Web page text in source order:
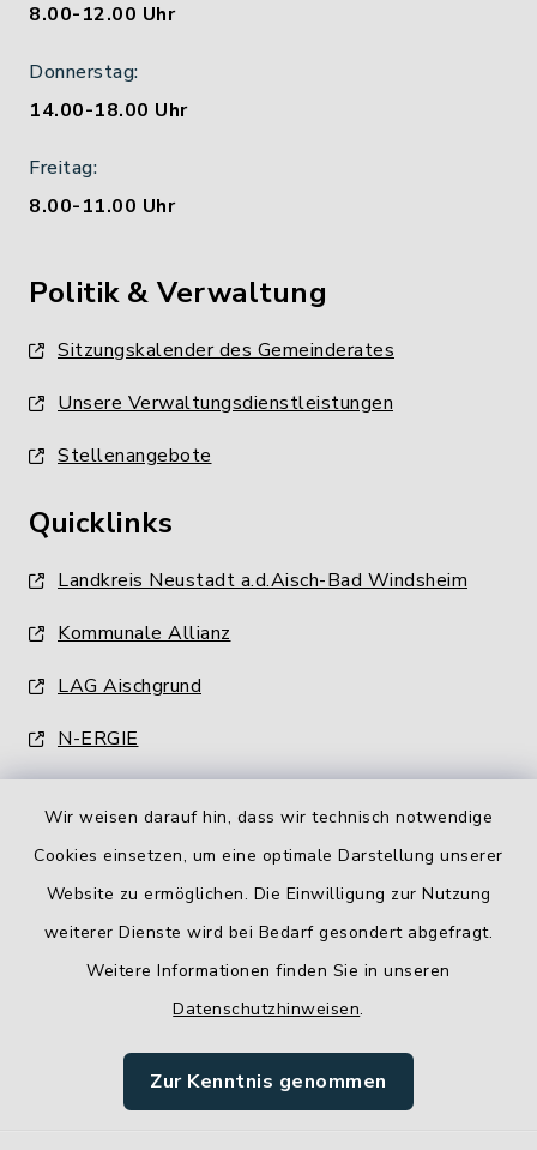
Wir weisen darauf hin, dass wir technisch notwendige
Cookies einsetzen, um eine optimale Darstellung unserer
Website zu ermöglichen. Die Einwilligung zur Nutzung
weiterer Dienste wird bei Bedarf gesondert abgefragt.
Weitere Informationen finden Sie in unseren
Datenschutzhinweisen.
Zur Kenntnis genommen
8.00-12.00 Uhr
Donnerstag:
14.00-18.00 Uhr
Freitag:
8.00-11.00 Uhr
Politik & Verwaltung
Sitzungskalender des Gemeinderates
Unsere Verwaltungsdienstleistungen
Stellenangebote
Quicklinks
Landkreis Neustadt a.d.Aisch-Bad Windsheim
Kommunale Allianz
LAG Aischgrund
N-ERGIE
Barrierefreiheit
Impressum